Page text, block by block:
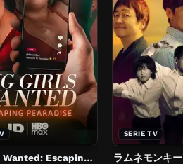
Big Girls Wanted: Escaping Pearadise
SERIE TV
ラムネモンキー